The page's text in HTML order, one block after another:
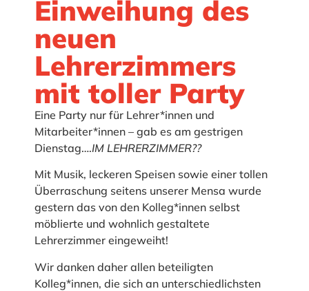
Einweihung des
neuen
Lehrerzimmers
mit toller Party
Eine Party nur für Lehrer*innen und
Mitarbeiter*innen – gab es am gestrigen
Dienstag….IM LEHRERZIMMER??
Mit Musik, leckeren Speisen sowie einer tollen
Überraschung seitens unserer Mensa wurde
gestern das von den Kolleg*innen selbst
möblierte und wohnlich gestaltete
Lehrerzimmer eingeweiht!
Wir danken daher allen beteiligten
Kolleg*innen, die sich an unterschiedlichsten